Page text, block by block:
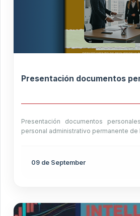
Presentación documentos
Presentación documentos
personal administrativo permanente de
09 de September